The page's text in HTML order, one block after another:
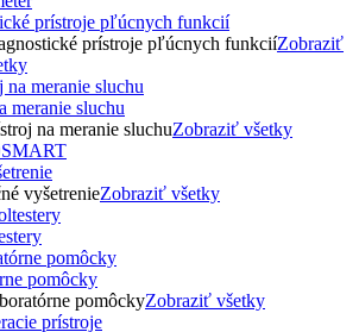
prístroje pľúcnych funkcií
prístroje pľúcnych funkciíZobraziť
meranie sluchu
na meranie sluchuZobraziť všetky
vyšetrenieZobraziť všetky
pomôcky
pomôckyZobraziť všetky